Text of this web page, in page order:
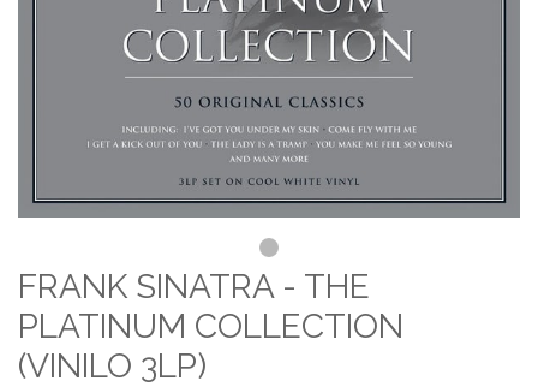
FRANK SINATRA - THE
PLATINUM COLLECTION
(VINILO 3LP)